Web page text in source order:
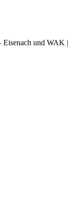
Eisenach und WAK |